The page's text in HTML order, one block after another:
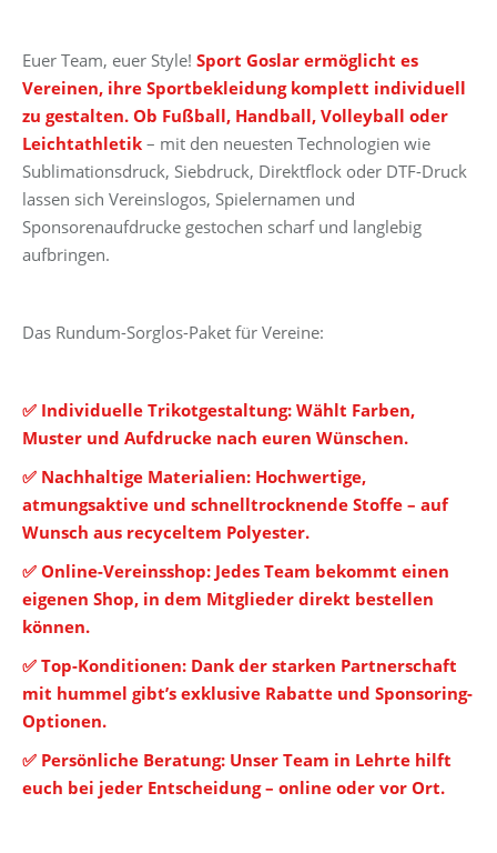
Euer Team, euer Style! Sport Goslar ermöglicht es
Vereinen, ihre Sportbekleidung komplett individuell
zu gestalten. Ob Fußball, Handball, Volleyball oder
Leichtathletik – mit den neuesten Technologien wie
Sublimationsdruck, Siebdruck, Direktflock oder DTF-Druck
lassen sich Vereinslogos, Spielernamen und
Sponsorenaufdrucke gestochen scharf und langlebig
aufbringen.
Das Rundum-Sorglos-Paket für Vereine:
✅ Individuelle Trikotgestaltung: Wählt Farben,
Muster und Aufdrucke nach euren Wünschen.
✅ Nachhaltige Materialien: Hochwertige,
atmungsaktive und schnelltrocknende Stoffe – auf
Wunsch aus recyceltem Polyester.
✅ Online-Vereinsshop: Jedes Team bekommt einen
eigenen Shop, in dem Mitglieder direkt bestellen
können.
✅ Top-Konditionen: Dank der starken Partnerschaft
mit hummel gibt’s exklusive Rabatte und Sponsoring-
Optionen.
✅ Persönliche Beratung: Unser Team in Lehrte hilft
euch bei jeder Entscheidung – online oder vor Ort.